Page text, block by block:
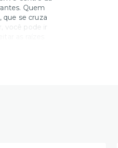
Quem
que se cruza
você pode ir
e